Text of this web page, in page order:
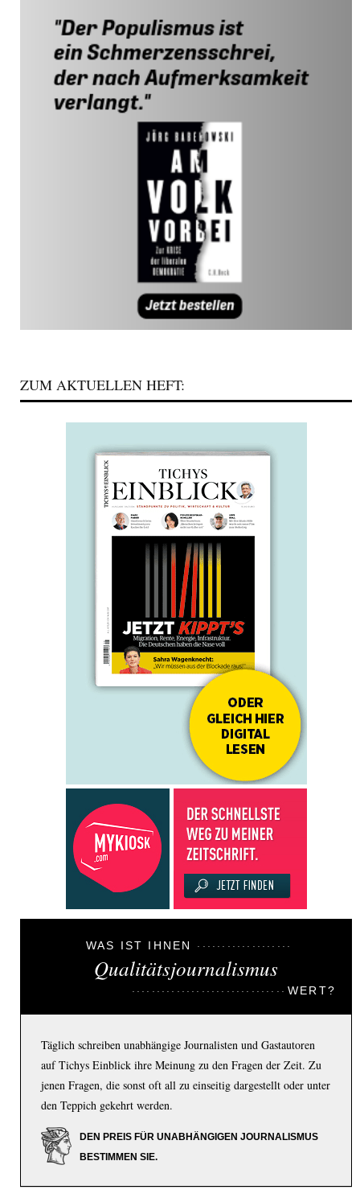
ZUM AKTUELLEN HEFT:
WAS IST IHNEN
Qualitätsjournalismus
WERT?
Täglich schreiben unabhängige Journalisten und Gastautoren
auf Tichys Einblick ihre Meinung zu den Fragen der Zeit. Zu
jenen Fragen, die sonst oft all zu einseitig dargestellt oder unter
den Teppich gekehrt werden.
DEN PREIS FÜR UNABHÄNGIGEN JOURNALISMUS
BESTIMMEN SIE.